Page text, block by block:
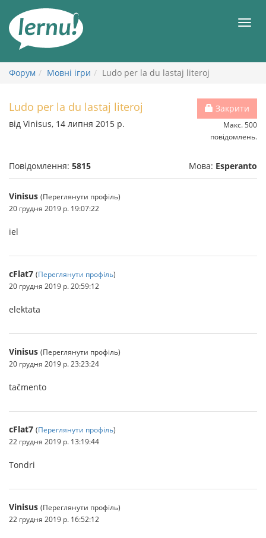
змісту
Форум Мовні ігри Ludo per la du lastaj literoj
Закрити
Макс. 500
повідомлень.
Ludo per la du lastaj literoj
від Vinisus, 14 липня 2015 р.
Повідомлення: 5815 Мова: Esperanto
Vinisus (Переглянути профіль)
20 грудня 2019 р. 19:07:22
iel
cFlat7 (Переглянути профіль)
20 грудня 2019 р. 20:59:12
elektata
Vinisus (Переглянути профіль)
20 грудня 2019 р. 23:23:24
taĉmento
cFlat7 (Переглянути профіль)
22 грудня 2019 р. 13:19:44
Tondri
Vinisus (Переглянути профіль)
22 грудня 2019 р. 16:52:12